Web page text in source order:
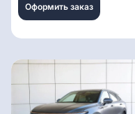
Оформить заказ